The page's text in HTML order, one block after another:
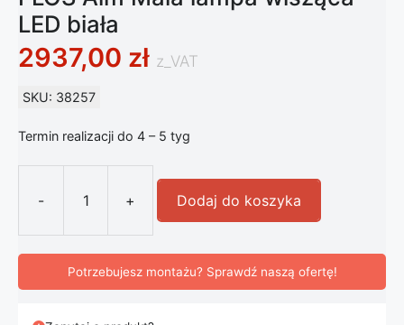
LED biała
2937,00 zł z_VAT
SKU: 38257
Termin realizacji do 4 – 5 tyg
-
ilość FLOS Aim Mała lampa wisząca
+ Dodaj do koszyka
Potrzebujesz montażu? Sprawdź naszą ofertę!